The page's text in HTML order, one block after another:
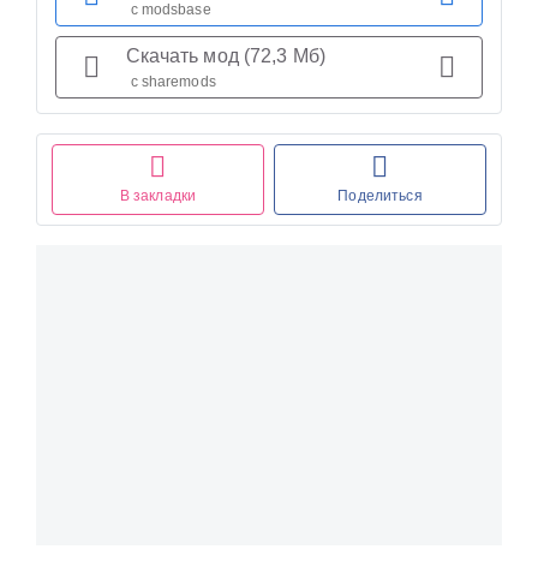
В закладки Поделиться
с modsbase
Скачать мод (72,3 Мб)
с sharemods